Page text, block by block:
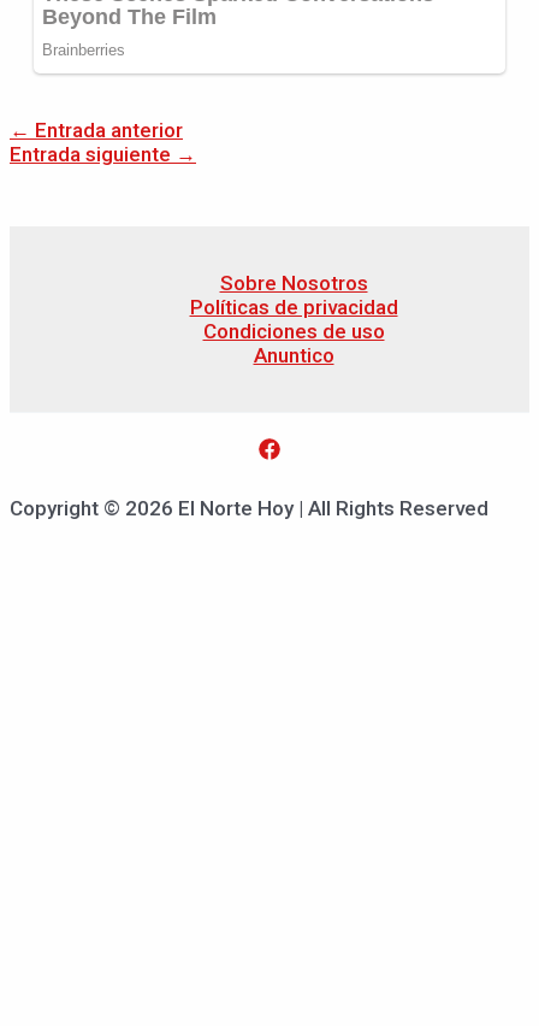
← Entrada anterior
Entrada siguiente →
Sobre Nosotros
Políticas de privacidad
Condiciones de uso
Anuntico
Copyright © 2026 El Norte Hoy | All Rights Reserved